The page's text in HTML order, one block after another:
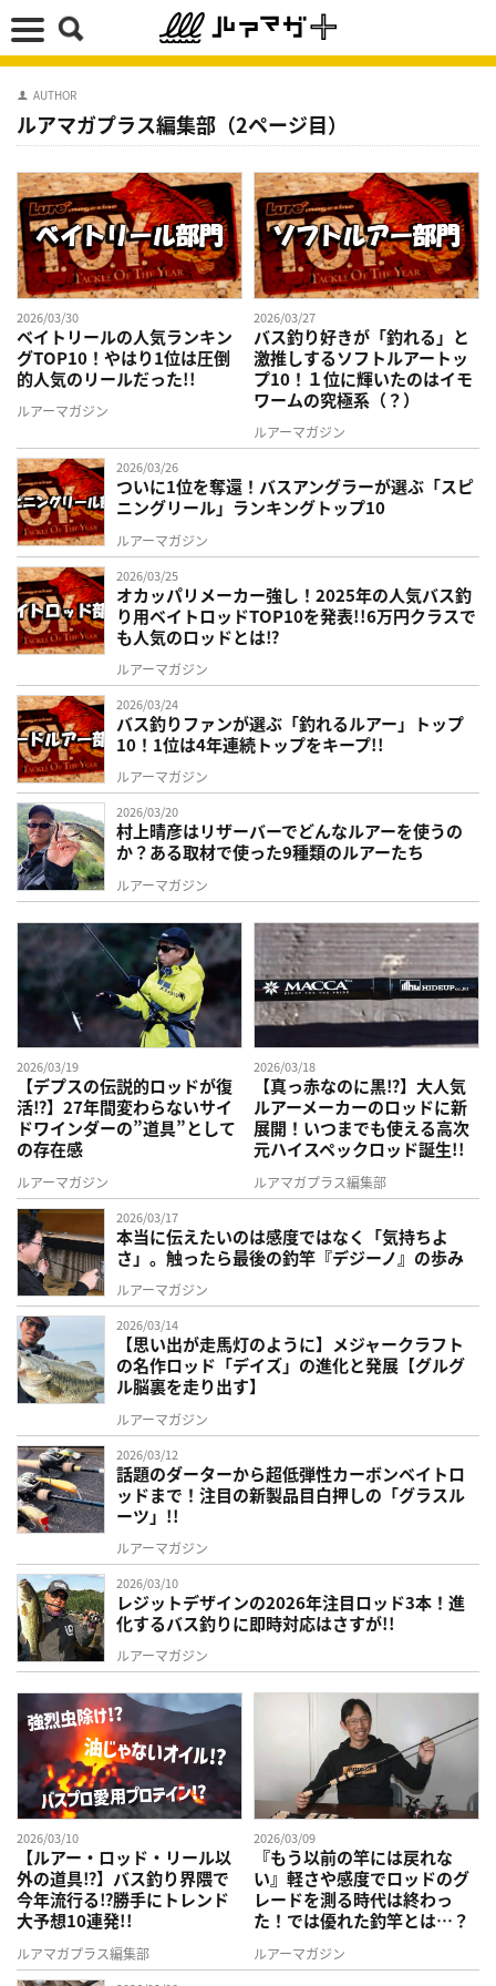
AUTHOR
ルアマガプラス編集部（2ページ目）
2026/03/30
ベイトリールの人気ランキン
グTOP10！やはり1位は圧倒
的人気のリールだった!!
ルアーマガジン
2026/03/27
バス釣り好きが「釣れる」と
激推しするソフトルアートッ
プ10！１位に輝いたのはイモ
ワームの究極系（？）
ルアーマガジン
2026/03/26
ついに1位を奪還！バスアングラーが選ぶ「スピ
ニングリール」ランキングトップ10
ルアーマガジン
2026/03/25
オカッパリメーカー強し！2025年の人気バス釣
り用ベイトロッドTOP10を発表!!6万円クラスで
も人気のロッドとは⁉
ルアーマガジン
2026/03/24
バス釣りファンが選ぶ「釣れるルアー」トップ
10！1位は4年連続トップをキープ!!
ルアーマガジン
2026/03/20
村上晴彦はリザーバーでどんなルアーを使うの
か？ある取材で使った9種類のルアーたち
ルアーマガジン
2026/03/19
【デプスの伝説的ロッドが復
活⁉】27年間変わらないサイ
ドワインダーの”道具”として
の存在感
ルアーマガジン
2026/03/18
【真っ赤なのに黒⁉】大人気
ルアーメーカーのロッドに新
展開！いつまでも使える高次
元ハイスペックロッド誕生!!
ルアマガプラス編集部
2026/03/17
本当に伝えたいのは感度ではなく「気持ちよ
さ」。触ったら最後の釣竿『デジーノ』の歩み
ルアーマガジン
2026/03/14
【思い出が走馬灯のように】メジャークラフト
の名作ロッド「デイズ」の進化と発展【グルグ
ル脳裏を走り出す】
ルアーマガジン
2026/03/12
話題のダーターから超低弾性カーボンベイトロ
ッドまで！注目の新製品目白押しの「グラスル
ーツ」!!
ルアーマガジン
2026/03/10
レジットデザインの2026年注目ロッド3本！進
化するバス釣りに即時対応はさすが!!
ルアーマガジン
2026/03/10
【ルアー・ロッド・リール以
外の道具⁉】バス釣り界隈で
今年流行る⁉勝手にトレンド
大予想10連発!!
ルアマガプラス編集部
2026/03/09
『もう以前の竿には戻れな
い』軽さや感度でロッドのグ
レードを測る時代は終わっ
た！では優れた釣竿とは…？
ルアーマガジン